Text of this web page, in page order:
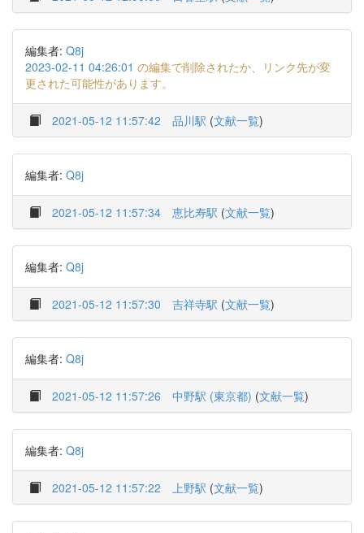
編集者: Q8j
2023-02-11 04:26:01 の編集で削除されたか、リンク先が変
更された可能性があります。
2021-05-12 11:57:42 品川駅 (文献一覧)
編集者: Q8j
2021-05-12 11:57:34 恵比寿駅 (文献一覧)
編集者: Q8j
2021-05-12 11:57:30 吉祥寺駅 (文献一覧)
編集者: Q8j
2021-05-12 11:57:26 中野駅 (東京都) (文献一覧)
編集者: Q8j
2021-05-12 11:57:22 上野駅 (文献一覧)